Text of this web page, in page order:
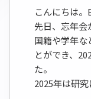
こんにちは。
先日、忘年会
国籍や学年な
とができ、
た。
2025年は研